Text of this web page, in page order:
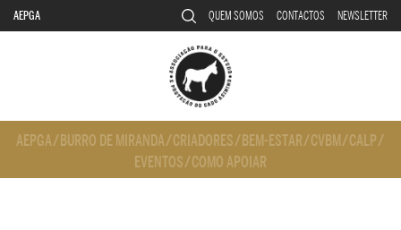
AEPGA QUEM SOMOS CONTACTOS NEWSLETTER
AEPGA/ BURRO DE MIRANDA/CRIADORES/ BEM-ESTAR/CVBM/CALP/
EVENTOS/COMO APOIAR